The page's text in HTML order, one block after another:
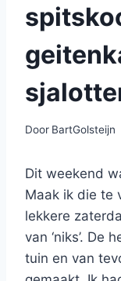
Door BartGolsteijn
Dit weekend
Maak ik die te
lekkere
van ‘niks’. De
tuin en van